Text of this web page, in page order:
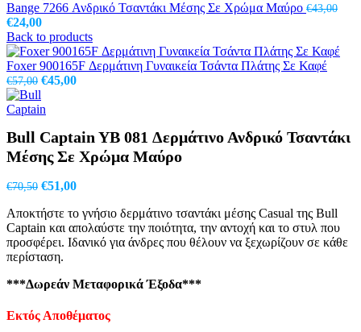
Bange 7266 Ανδρικό Τσαντάκι Μέσης Σε Χρώμα Μαύρο €43,00
Original
price
was:
€43,00.
€24,00Η
τρέχουσα
τιμή
είναι:
€24,00.
Back to products
Foxer 900165F Δερμάτινη Γυναικεία Τσάντα Πλάτης Σε Καφέ
€57,00 Original
was:
€45,00Η
€45,00.
Bull Captain YB 081 Δερμάτινο Ανδρικό Τσαντάκι
Μέσης Σε Χρώμα Μαύρο
€70,50 Original
was:
€70,50.
€51,00Η
τιμή
είναι:
€51,00.
Αποκτήστε το γνήσιο δερμάτινο τσαντάκι μέσης Casual της Bull
Captain και απολαύστε την ποιότητα, την αντοχή και το στυλ που
προσφέρει. Ιδανικό για άνδρες που θέλουν να ξεχωρίζουν σε κάθε
περίσταση.
***Δωρεάν Μεταφορικά Έξοδα***
Εκτός Αποθέματος